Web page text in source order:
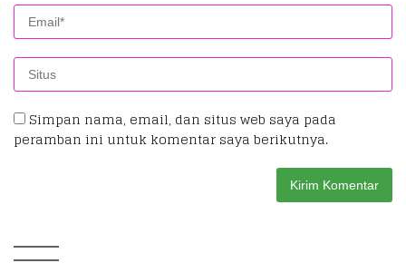
Simpan nama, email, dan situs web saya pada
peramban ini untuk komentar saya berikutnya.